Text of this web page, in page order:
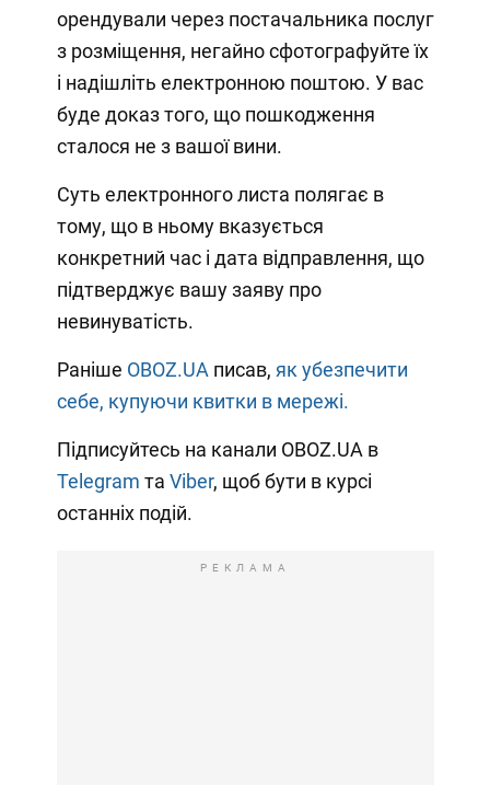
орендували через постачальника послуг
з розміщення, негайно сфотографуйте їх
і надішліть електронною поштою. У вас
буде доказ того, що пошкодження
сталося не з вашої вини.
Суть електронного листа полягає в
тому, що в ньому вказується
конкретний час і дата відправлення, що
підтверджує вашу заяву про
невинуватість.
Раніше OBOZ.UA писав, як убезпечити
себе, купуючи квитки в мережі.
Підписуйтесь на канали OBOZ.UA в
Telegram та Viber, щоб бути в курсі
останніх подій.
РЕКЛАМА